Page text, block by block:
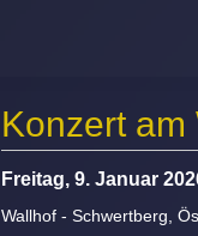
Konzert am
Freitag, 9. Januar
Wallhof - Schwertberg,